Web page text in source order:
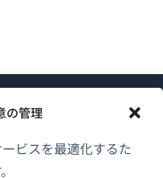
の管理
ビスを最適化するた